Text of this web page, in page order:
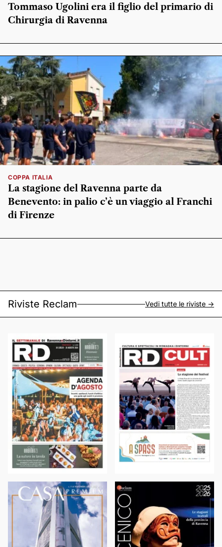
Tommaso Ugolini era il figlio del primario di
Chirurgia di Ravenna
COPPA ITALIA
La stagione del Ravenna parte da
Benevento: in palio c’è un viaggio al Franchi
di Firenze
Riviste Reclam Vedi tutte le riviste ->